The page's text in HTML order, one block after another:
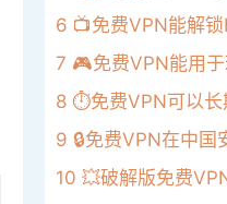
6 📺免费VPN能解锁
7 🎮免费VPN能用于
8 ⏱️免费VPN可以长
9 🔒免费VPN在中国
10 💥破解版免费